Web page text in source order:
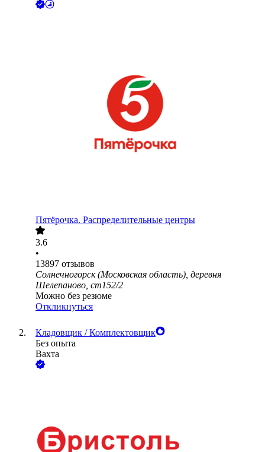
Пятёрочка. Распределительные центры
3.6
•
13897 отзывов
Солнечногорск (Московская область), деревня
Шелепаново, ст152/2
Можно без резюме
Откликнуться
Кладовщик / Комплектовщик
Без опыта
Вахта